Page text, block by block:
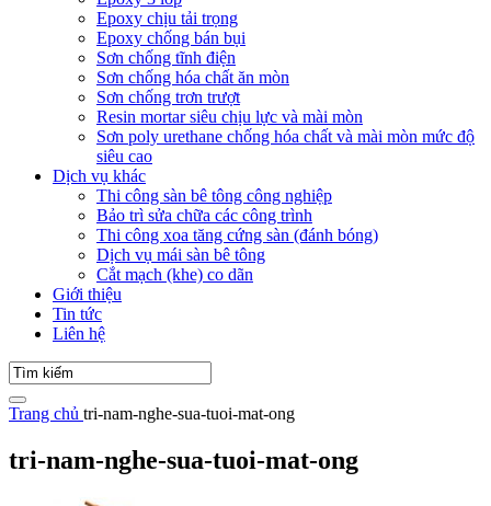
Epoxy chịu tải trọng
Epoxy chống bán bụi
Sơn chống tĩnh điện
Sơn chống hóa chất ăn mòn
Sơn chống trơn trượt
Resin mortar siêu chịu lực và mài mòn
Sơn poly urethane chống hóa chất và mài mòn mức độ
siêu cao
Dịch vụ khác
Thi công sàn bê tông công nghiệp
Bảo trì sửa chữa các công trình
Thi công xoa tăng cứng sàn (đánh bóng)
Dịch vụ mái sàn bê tông
Cắt mạch (khe) co dãn
Giới thiệu
Tin tức
Liên hệ
Trang chủ tri-nam-nghe-sua-tuoi-mat-ong
tri-nam-nghe-sua-tuoi-mat-ong